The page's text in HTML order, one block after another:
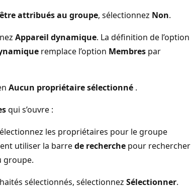
attribués au groupe, sélectionnez Non.
Appareil dynamique. La définition de l’option
remplace l’option Membres par
Aucun propriétaire sélectionné .
qui s’ouvre :
les propriétaires pour le groupe
utiliser la barrede recherche pour rechercher
groupe.
sélectionnés, sélectionnez Sélectionner.